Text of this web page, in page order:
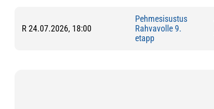
R 24.07.2026, 18:00
Pehmesisustus
Rahvavolle 9.
etapp